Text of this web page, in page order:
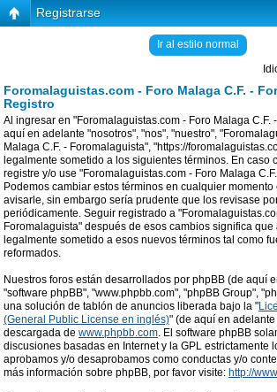
Registrarse
Ir al estilo normal
Foromalaguistas.com - Foro Malaga C.F. -
Registro
Al ingresar en "Foromalaguistas.com - Foro Malaga C.F.
aquí en adelante "nosotros", "nos", "nuestro",
Malaga C.F. - Foromalaguista", "https://
legalmente sometido a los siguientes términos. En caso
registre y/o use "Foromalaguistas.com - Foro Malaga
Podemos cambiar estos términos en cualquier
avisarle, sin embargo sería prudente que los revisase
periódicamente. Seguir registrado a
Foromalaguista" después de esos cambios significa que
legalmente sometido a esos nuevos términos tal como
reformados.
Nuestros foros están desarrollados por phpBB (de aquí
"software phpBB", "www.phpbb.com", "phpBB Group",
una solución de tablón de anuncios liberada bajo la "
(General Public License en inglés)" (de aquí en
descargada de www.phpbb.com. El software phpBB
discusiones basadas en Internet y la GPL estrictamente
aprobamos y/o desaprobamos como conductas y/o
más información sobre phpBB, por favor visite: http://